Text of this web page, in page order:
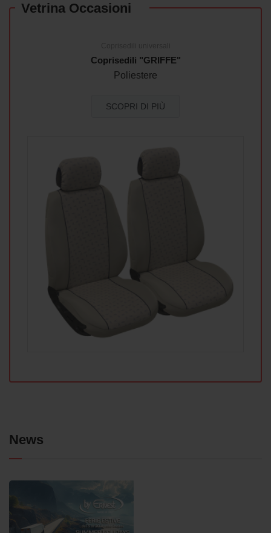
Vetrina Occasioni
Coprisedili "GRIFFE"
Poliestere
SCOPRI DI PIÙ
News